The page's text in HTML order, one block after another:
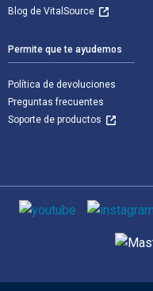
Blog de VitalSource
Permite que te ayudemos
Política de devoluciones
Preguntas frecuentes
Soporte de productos
Medios de comunicación
Métodos de pago